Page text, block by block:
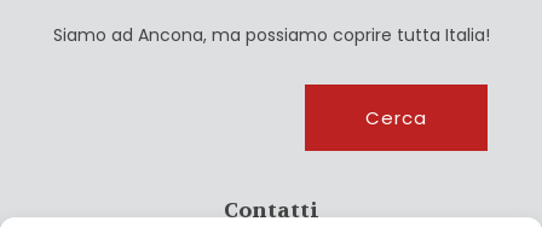
Siamo ad Ancona, ma possiamo coprire tutta Italia!
Cerca
Contatti